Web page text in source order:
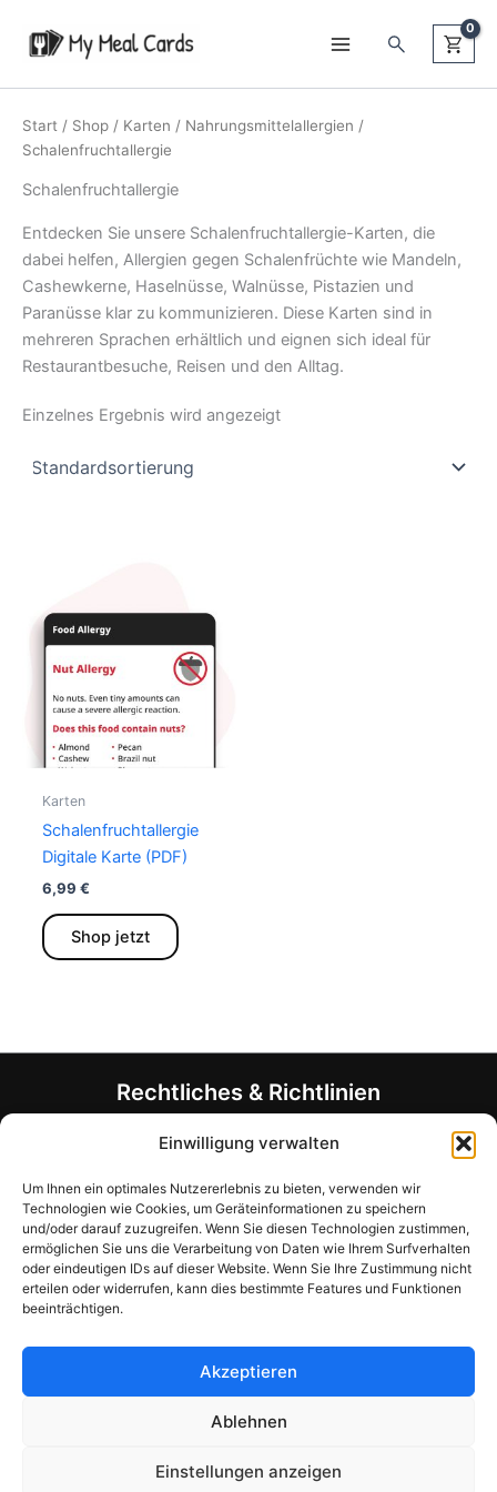
Einwilligung verwalten
Um Ihnen ein optimales Nutzererlebnis zu bieten, verwenden wir
Technologien wie Cookies, um Geräteinformationen zu speichern
und/oder darauf zuzugreifen. Wenn Sie diesen Technologien zustimmen,
ermöglichen Sie uns die Verarbeitung von Daten wie Ihrem Surfverhalten
oder eindeutigen IDs auf dieser Website. Wenn Sie Ihre Zustimmung nicht
erteilen oder widerrufen, kann dies bestimmte Features und Funktionen
beeinträchtigen.
Akzeptieren
Ablehnen
Einstellungen anzeigen
Inhalt
Suchen
Start / Shop / Karten / Nahrungsmittelallergien /
Schalenfruchtallergie
Schalenfruchtallergie
Entdecken Sie unsere Schalenfruchtallergie-Karten, die
dabei helfen, Allergien gegen Schalenfrüchte wie Mandeln,
Cashewkerne, Haselnüsse, Walnüsse, Pistazien und
Paranüsse klar zu kommunizieren. Diese Karten sind in
mehreren Sprachen erhältlich und eignen sich ideal für
Restaurantbesuche, Reisen und den Alltag.
Einzelnes Ergebnis wird angezeigt
Karten
Schalenfruchtallergie
Digitale Karte (PDF)
6,99 €
Shop jetzt
Produkt
auf.
Optionen
der
Produktseite
gewählt
werden
Rechtliches & Richtlinien
Allgemeine Geschäftsbedingungen (AGB)
Rückerstattungsrichtlinie
Allergen- und Ernährungshinweis
Unternehmensinformationen
Haben Sie Fragen?
+358 (0) 40 7317040